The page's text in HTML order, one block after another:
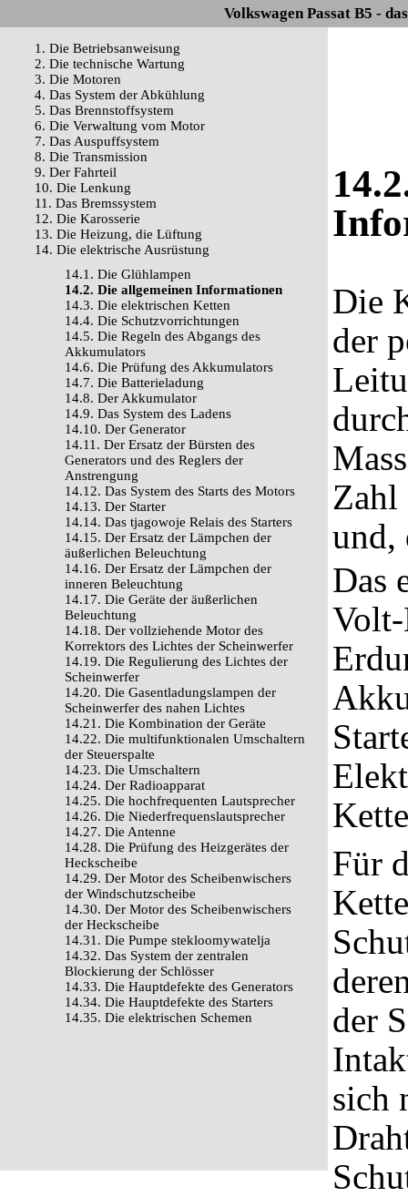
Volkswagen Passat B5 -
1. Die Betriebsanweisung
2. Die technische Wartung
3. Die Motoren
4. Das System der Abkühlung
5. Das Brennstoffsystem
6. Die Verwaltung vom Motor
7. Das Auspuffsystem
8. Die Transmission
9. Der Fahrteil
10. Die Lenkung
11. Das Bremssystem
12. Die Karosserie
13. Die Heizung, die Lüftung
14. Die elektrische Ausrüstung
14.1. Die Glühlampen
14.2. Die allgemeinen Informationen
14.3. Die elektrischen Ketten
14.4. Die Schutzvorrichtungen
14.5. Die Regeln des Abgangs des
Akkumulators
14.6. Die Prüfung des Akkumulators
14.7. Die Batterieladung
14.8. Der Akkumulator
14.9. Das System des Ladens
14.10. Der Generator
14.11. Der Ersatz der Bürsten des
Generators und des Reglers der
Anstrengung
14.12. Das System des Starts des Motors
14.13. Der Starter
14.14. Das tjagowoje Relais des Starters
14.15. Der Ersatz der Lämpchen der
äußerlichen Beleuchtung
14.16. Der Ersatz der Lämpchen der
inneren Beleuchtung
14.17. Die Geräte der äußerlichen
Beleuchtung
14.18. Der vollziehende Motor des
Korrektors des Lichtes der Scheinwerfer
14.19. Die Regulierung des Lichtes der
Scheinwerfer
14.20. Die Gasentladungslampen der
Scheinwerfer des nahen Lichtes
14.21. Die Kombination der Geräte
14.22. Die multifunktionalen Umschaltern
der Steuerspalte
14.23. Die Umschaltern
14.24. Der Radioapparat
14.25. Die hochfrequenten Lautsprecher
14.26. Die Niederfrequenslautsprecher
14.27. Die Antenne
14.28. Die Prüfung des Heizgerätes der
Heckscheibe
14.29. Der Motor des Scheibenwischers
der Windschutzscheibe
14.30. Der Motor des Scheibenwischers
der Heckscheibe
14.31. Die Pumpe stekloomywatelja
14.32. Das System der zentralen
Blockierung der Schlösser
14.33. Die Hauptdefekte des Generators
14.34. Die Hauptdefekte des Starters
14.35. Die elektrischen Schemen
Die
der
Zahl
und,
Das
Für
der
sich